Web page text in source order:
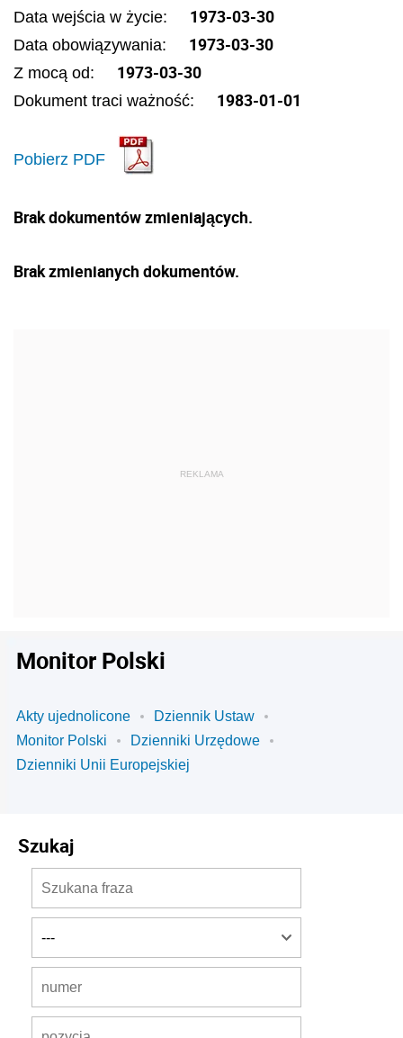
Data wejścia w życie: 1973-03-30
Data obowiązywania: 1973-03-30
Z mocą od: 1973-03-30
Dokument traci ważność: 1983-01-01
Pobierz PDF
Brak dokumentów zmieniających.
Brak zmienianych dokumentów.
Monitor Polski
Akty ujednolicone
Dziennik Ustaw
Monitor Polski
Dzienniki Urzędowe
Dzienniki Unii Europejskiej
Szukaj